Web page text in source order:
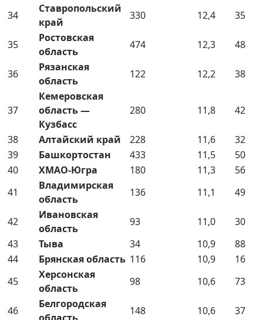
34
Ставропольский
край
330 12,4 35
35
Ростовская
область
474 12,3 48
36
Рязанская
область
122 12,2 38
37
Кемеровская
область —
Кузбасс
280 11,8 42
38 Алтайский край 228 11,6
32
39
Башкортостан 433 11,5
50
40
ХМАО-Югра 180 11,3
56
41
Владимирская
область
136 11,1 49
42
Ивановская
область
93 11,0
30
43
Тыва 34 10,9
88
44
Брянская область 116 10,9
16
45
Херсонская
область
98 10,6 73
46
Белгородская
148 10,6 37